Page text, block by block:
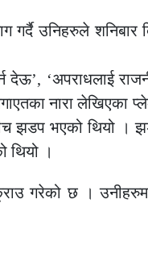
गर्दै उनिहरुले शनिबार
देऊ’, ‘अपराधलाई
नारा लेखिएका
झडप भएको थियो ।
थियो ।
गरेको छ ।